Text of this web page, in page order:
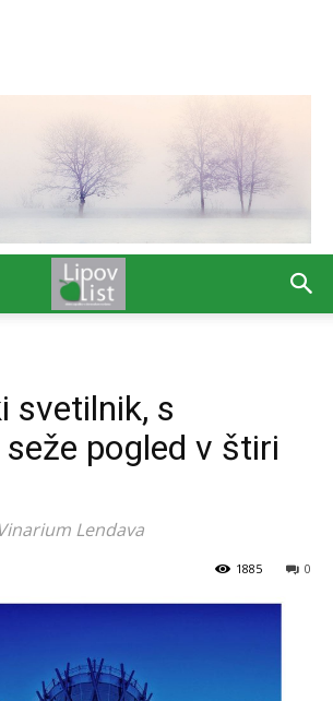
svetilnik, s
pogled v štiri
Lendava
0
1885